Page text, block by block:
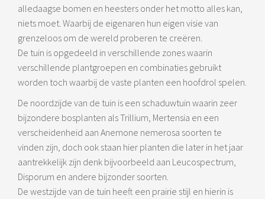
alledaagse bomen en heesters onder het motto alles kan,
niets moet. Waarbij de eigenaren hun eigen visie van
grenzeloos om de wereld proberen te creëren.
De tuin is opgedeeld in verschillende zones waarin
verschillende plantgroepen en combinaties gebruikt
worden toch waarbij de vaste planten een hoofdrol spelen.
De noordzijde van de tuin is een schaduwtuin waarin zeer
bijzondere bosplanten als Trillium, Mertensia en een
verscheidenheid aan Anemone nemerosa soorten te
vinden zijn, doch ook staan hier planten die later in het jaar
aantrekkelijk zijn denk bijvoorbeeld aan Leucospectrum,
Disporum en andere bijzonder soorten.
De westzijde van de tuin heeft een prairie stijl en hierin is